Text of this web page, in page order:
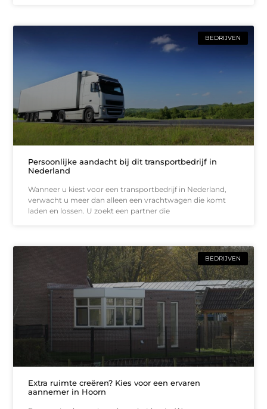
BEDRIJVEN
Persoonlijke aandacht bij dit transportbedrijf in
Nederland
Wanneer u kiest voor een transportbedrijf in Nederland,
verwacht u meer dan alleen een vrachtwagen die komt
laden en lossen. U zoekt een partner die
BEDRIJVEN
Extra ruimte creëren? Kies voor een ervaren
aannemer in Hoorn